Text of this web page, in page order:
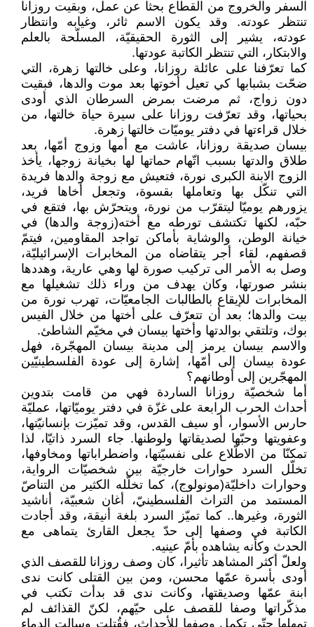
السفر والخروج من القطاع بحثا عن عمل، وبقيت روزانا
تنتظر عودته. وقد يكون الاسم ثائر، وغيابه وانتظار
عودته، يشير إلى الثورة الحقيقيّة، المسلّحة بالعلم
والابتكار، التي تنتظر الكاتبة عودتها.
كما تعرّفنا على عائلة روزانا، وعلى خالتها زهرة، التي
ضحّت بشبابها كي تعيل أخوتها بعد موت والدها، فبقيت
دون زواج، ثم مرضت بمرض السرطان الذي أودى
بحياتها، وقد تعرّفت روزانا على سيرة حياة خالتها، من
خلال قراءتها في دفتر يوميّات خالتها زهرة.
بيسان صديقة روزانا، عاشت مع أمها وزوج أمّها، بعد
طلاق والدتها بسبب اتّهام حماتها لها بخيانة زوجها، يأخذ
الزوج الابنة الكبرى نورة، فتعيش مع زوجة والدها فريدة
التي تنكّل بها وتعاملها بقسوة، وتجعل أخاها فريد،
يزورهم يوميّا ليتقرّب من نورة، ويتحرّش بها، فتقع في
حبّه، لكنها تكتشف تورطه مع أخته(زوجة والدها) في
خيانة الوطن، والوشاية بأماكن تواجد المقاومين، فيتمّ
قصفهم، لقاء أجر يتقاضاه من المخابرات الإسرائيليّة،
وصل به الأمر الى تركيب صورة لها وهي عارية، وهددها
بنشر صورتها، وكان يهدف من وراء ذلك تشغيلها مع
المخابرات للإيقاع بالطالبات الجامعيّات، تهرب نورة من
بيت والدها؛ بعد أن تتعرّف على أختها من خلال الفيس
بوك، وتلتقي بوالدتها وأختها بيسان في مخيّم الشاطئ.
والاسم بيسان يرمز إلى مدينة بيسان المهجّرة، فهل
عودة بيسان إلى أمّها، إشارة إلى عودة الفلسطينيّين
المهجّرين إلى أوطانهم؟
أما شخصيّة روزانا الساردة فهي من قامت بتدوين
أحداث الحرب الرابعة على غزّة في دفتر يوميّاتها، عمليّة
حارس الأسوار، أو سيف القدس، وقد تميّزت بإنسانيّتها،
وعفويتها وحبّها لصديقاتها ولوطنها. جاء السرد ذاتيّا، لذا
تمكنّا من الاطّلاع على نفسيّتها، واضطراباتها ومخاوفها،
تخلّل السرد حوارات خارجيّة بين شخصيّات الرواية،
وحوارات داخليّة(مونولوج)، كما تخلّله الكثير من التناصّ
المستمد من التراث الفلسطينيّ، أغان شعبيّة، أناشيد
الثورة، وغيرها.. كما تميّز السرد بلغة أنيقة، وقد أجادت
الكاتبة في وصفها إلى حدّ يجعل القارئ يتماهى مع
الحدث وكأنه يشاهده بأمّ عينيه.
ولعلّ أكثر المشاهد تأثيرا، كان وصف روزانا للقصف الذي
أودى بأسرة عمّها محسن، ومن بين القتلى كانت ندى
ابنة عمّها وصديقتها، وكانت ندى قد بدأت تكتب في
مذكّراتها وصفا للقصف على حيّهم، لكنّ القذائف لم
تمهلها حتّى تكمل وصفها للأحداث، فقُتلت وسالت الدماء